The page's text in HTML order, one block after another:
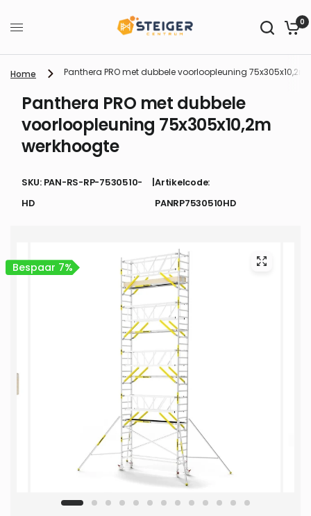
0
Home Panthera PRO met dubbele voorloopleuning
Panthera PRO met dubbele
voorloopleuning 75x305x10,2m
werkhoogte
SKU: PAN-RS-RP-7530510-
HD
|Artikelcode:
PANRP7530510HD
Bespaar 7%